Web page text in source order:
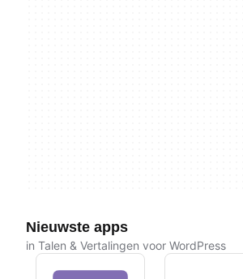
Nieuwste apps
in Talen & Vertalingen voor WordPress